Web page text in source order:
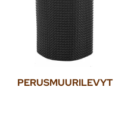
PERUSMUURILEVYT